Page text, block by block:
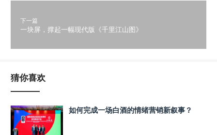
下一篇
一块屏，撑起一幅现代版《千里江山图》
猜你喜欢
如何完成一场白酒的情绪营销新叙事？